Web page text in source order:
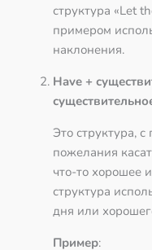
структура «Let
примером
наклонения.
Have +
Это структура,
пожелания
что-то хорошее
структура
дня или
Пример: